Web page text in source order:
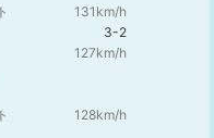
131km/h
3-2
127km/h
128km/h